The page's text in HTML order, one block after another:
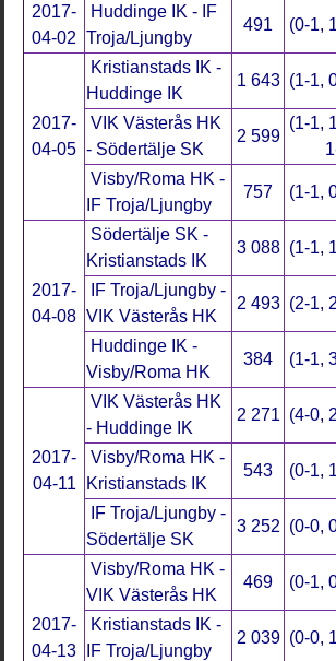
2017-
04-02
Huddinge IK - IF
Troja/Ljungby
491 (0-1,
2017-
04-05
Kristianstads IK -
Huddinge IK
1 643 (1-1,
VIK Västerås HK
- Södertälje SK
2 599
(1-1,
Visby/Roma HK -
IF Troja/Ljungby
757 (1-1,
2017-
04-08
Södertälje SK -
Kristianstads IK
3 088 (1-1,
IF Troja/Ljungby -
VIK Västerås HK
2 493 (2-1,
Huddinge IK -
Visby/Roma HK
384 (1-1,
2017-
04-11
VIK Västerås HK
- Huddinge IK
2 271 (4-0,
Visby/Roma HK -
Kristianstads IK
543 (0-1,
IF Troja/Ljungby -
Södertälje SK
3 252 (0-0,
2017-
04-13
Visby/Roma HK -
VIK Västerås HK
469 (0-1,
Kristianstads IK -
IF Troja/Ljungby
2 039 (0-0,